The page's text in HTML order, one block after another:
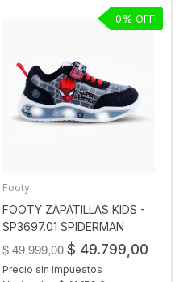
Footy
FOOTY ZAPATILLAS KIDS -
SP3697.01 SPIDERMAN
LINEA PLUS
$ 49.999,00 $ 49.799,00
Precio sin Impuestos
0